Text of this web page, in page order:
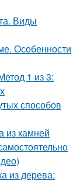
Виды
Особенности
1 из 3:
способов
из камней
из дерева: